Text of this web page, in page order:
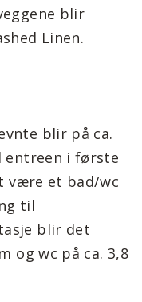
blir
Linen.
blir på ca.
entreen i første
være et bad/wc
til
blir det
og wc på ca. 3,8